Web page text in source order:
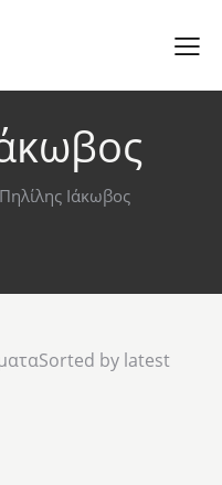
Πηλίλης Ιάκωβος
Sorted by latest